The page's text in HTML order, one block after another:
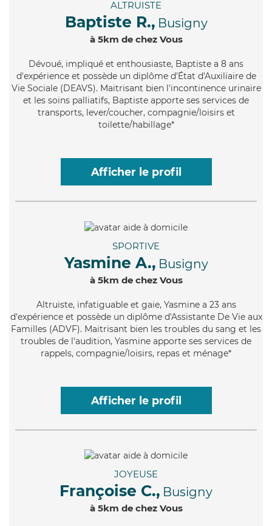
ALTRUISTE
Baptiste R., Busigny
à 5km de chez Vous
Dévoué, impliqué et enthousiaste, Baptiste a 8 ans
d'expérience et possède un diplôme d'État d'Auxiliaire de
Vie Sociale (DEAVS). Maitrisant bien l'incontinence urinaire
et les soins palliatifs, Baptiste apporte ses services de
transports, lever/coucher, compagnie/loisirs et
toilette/habillage*
Afficher le profil
SPORTIVE
Yasmine A., Busigny
à 5km de chez Vous
Altruiste, infatiguable et gaie, Yasmine a 23 ans
d'expérience et possède un diplôme d'Assistante De Vie aux
Familles (ADVF). Maitrisant bien les troubles du sang et les
troubles de l'audition, Yasmine apporte ses services de
rappels, compagnie/loisirs, repas et ménage*
Afficher le profil
JOYEUSE
Françoise C., Busigny
à 5km de chez Vous